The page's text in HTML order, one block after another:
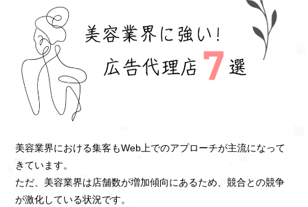
美容業界における集客もWeb上でのアプローチが主流になって
きています。
ただ、美容業界は店舗数が増加傾向にあるため、競合との競争
が激化している状況です。